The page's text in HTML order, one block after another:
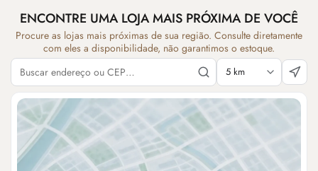
ENCONTRE UMA LOJA MAIS PRÓXIMA DE VOCÊ
Procure as lojas mais próximas de sua região. Consulte diretamente
com eles a disponibilidade, não garantimos o estoque.